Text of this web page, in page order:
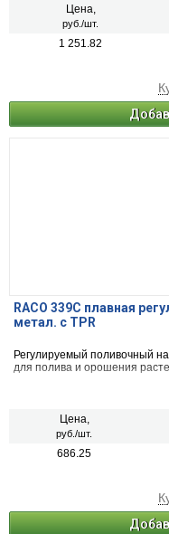
Цена,
руб./шт.
1 251.82
RACO 339C плавная
метал. с TPR
Регулируемый поливочный
для полива и орошения
Цена,
руб./шт.
686.25